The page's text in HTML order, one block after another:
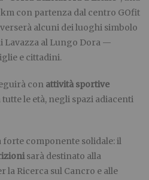
con partenza dal centro GOfit
alcuni dei luoghi simbolo
Lavazza al Lungo Dora —
e cittadini.
con attività sportive
tutte le età, negli spazi adiacenti
forte componente solidale: il
sarà destinato alla
la Ricerca sul Cancro e alle